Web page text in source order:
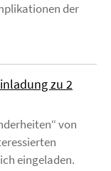
der
zu 2
von
eingeladen.